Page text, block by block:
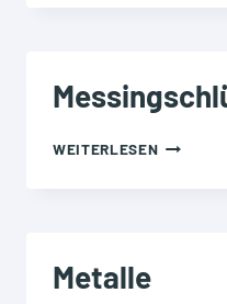
WEITERLESEN
Metalle